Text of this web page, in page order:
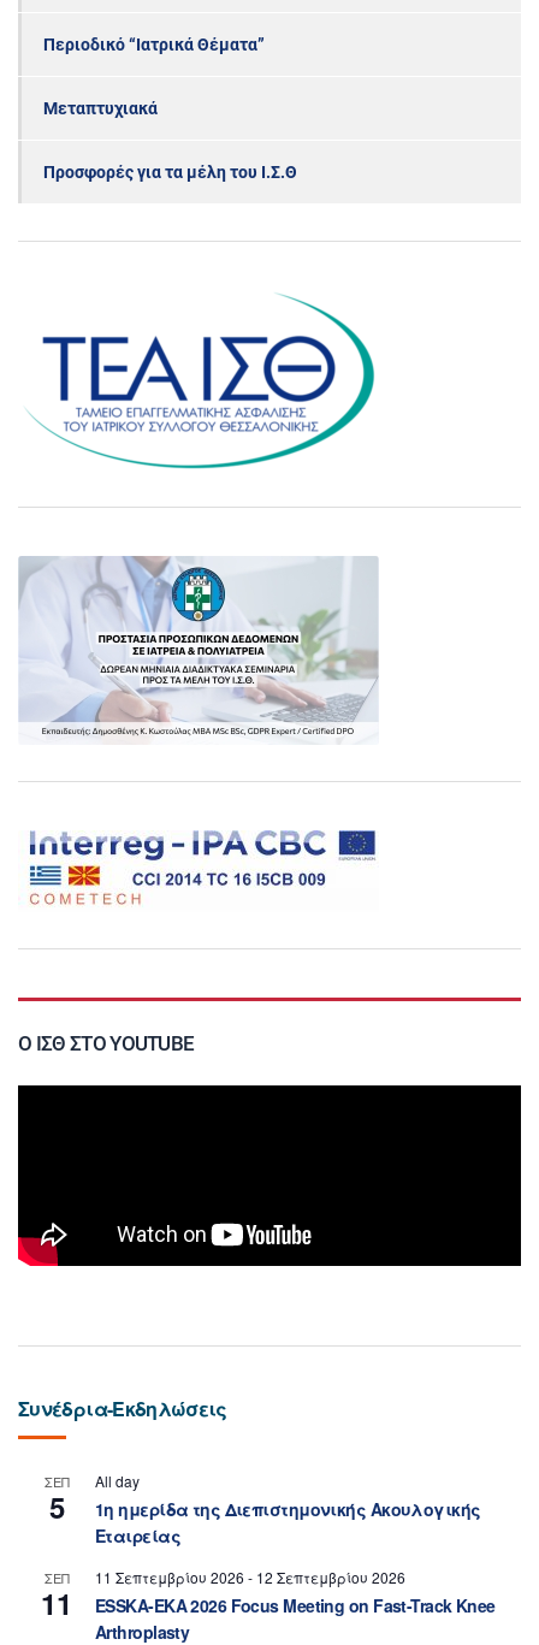
Περιοδικό “Ιατρικά Θέματα”
Μεταπτυχιακά
Προσφορές για τα μέλη του Ι.Σ.Θ
Ο ΙΣΘ ΣΤΟ YOUTUBE
Συνέδρια-Εκδηλώσεις
ΣΕΠ
5
All day
1η ημερίδα της Διεπιστημονικής Ακουλογικής
Εταιρείας
ΣΕΠ
11
11 Σεπτεμβρίου 2026 - 12 Σεπτεμβρίου 2026
ESSKA-EKA 2026 Focus Meeting on Fast-Track Knee
Arthroplasty